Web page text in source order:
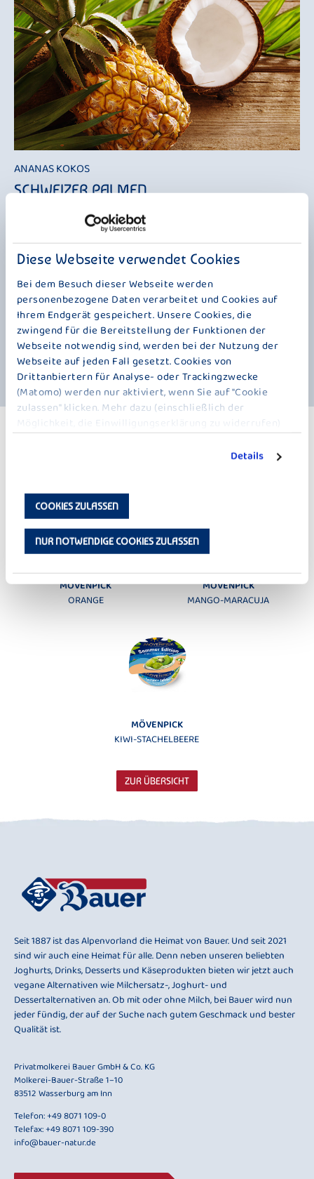
Diese Webseite verwendet Cookies
Bei dem Besuch dieser Webseite werden
personenbezogene Daten verarbeitet und Cookies auf
Ihrem Endgerät gespeichert. Unsere Cookies, die
zwingend für die Bereitstellung der Funktionen der
Webseite notwendig sind, werden bei der Nutzung der
Webseite auf jeden Fall gesetzt. Cookies von
Drittanbiertern für Analyse- oder Trackingzwecke
(Matomo) werden nur aktiviert, wenn Sie auf "Cookie
zulassen" klicken. Mehr dazu (einschließlich der
Möglichkeit, die Einwilligungserklärung zu widerrufen)
erfahren Sie in unsererDatenschutzerklärung.
Details
COOKIES ZULASSEN
NUR NOTWENDIGE COOKIES ZULASSEN
ANANAS KOKOS
SCHWEIZER PALMEN
Diese Feinjoghurt-Komposition erinnert fast etwas an einen Piña-
Colada-Cocktail. Die fruchtige Ananas trifft auf die exotische
Kokosnuss. Dazu gesellt sich unsere Milch. Das Ergebnis ist die
perfekte Summer Edition für Genießer köstlicher Feinjoghurt-
Kreationen. Da heißt es Deckel auf, Augen zu und träumen, vielleicht
von einer Insel unter Palmen. Womit wir bei der Kokosnuss sind, die
wohl aus Polynesien stammt und sich dank guter
Schwimmeigenschaften nahezu weltweit verbreitet hat - wie so eine
Art Flaschenpost. Seit über 4000 Jahren steht sie auf dem Speisezettel
der Südseebewohner und natürlich auch auf unserem. Genauso wie die
Ananas, deren Name sich übrigens aus „Naná“, „Frucht“ auf Guarani, und
„Comosus“, lateinisch für „schopfig“, zusammensetzt.
WEITERE PRODUKTE
FEINJOGHURT SOMMER EDITION – 150 G
MÖVENPICK
ORANGE
MÖVENPICK
MANGO-MARACUJA
MÖVENPICK
KIWI-STACHELBEERE
ZUR ÜBERSICHT
Seit 1887 ist das Alpenvorland die Heimat von Bauer. Und seit 2021
sind wir auch eine Heimat für alle. Denn neben unseren beliebten
Joghurts, Drinks, Desserts und Käseprodukten bieten wir jetzt auch
vegane Alternativen wie Milchersatz-, Joghurt- und
Dessertalternativen an. Ob mit oder ohne Milch, bei Bauer wird nun
jeder fündig, der auf der Suche nach gutem Geschmack und bester
Qualität ist.
Privatmolkerei Bauer GmbH & Co. KG
Molkerei-Bauer-Straße 1–10
83512 Wasserburg am Inn
Telefon:+49 8071 109-0
Telefax: +49 8071 109-390
info@bauer-natur.de